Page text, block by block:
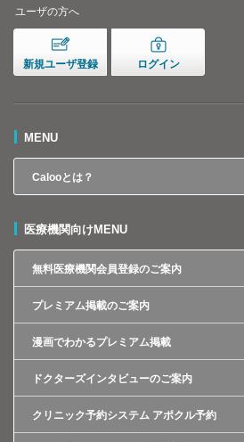
ユーザの方へ
新規ユーザ登録 ログイン
MENU
Calooとは？
医療機関向けMENU
無料医療機関会員登録のご案内
プレミアム掲載のご案内
漫画でわかるプレミアム掲載
ドクターズインタビューのご案内
クリニック予約システム アポクル予約